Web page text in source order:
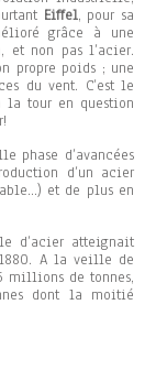
Eiffel, pour sa
grâce à une
et non pas l’acier.
propre poids ; une
du vent. C’est le
la tour en question
phase d’avancées
d’un acier
et de plus en
d’acier atteignait
A la veille de
millions de tonnes,
dont la moitié